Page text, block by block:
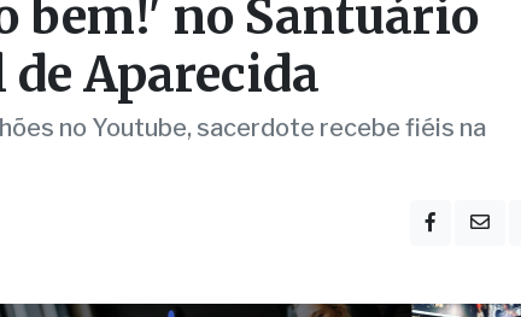
Nogueira lança 'Orar
bem!' no Santuário
Aparecida
no Youtube, sacerdote recebe fiéis na